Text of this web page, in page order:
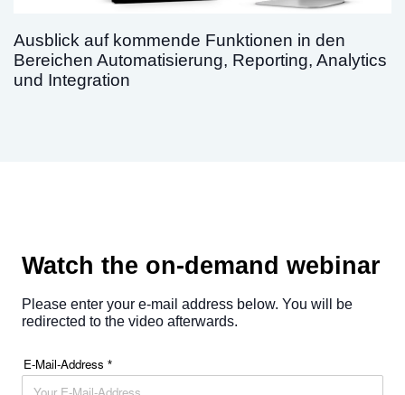
Ausblick auf kommende Funktionen in den
Bereichen Automatisierung, Reporting, Analytics
und Integration
Watch the on-demand webinar
Please enter your e-mail address below. You will be
redirected to the video afterwards.
E-Mail-Address *